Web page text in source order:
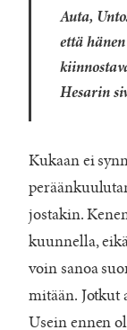
Auta,
että
Hesarin
Kukaan ei
jostakin.
kuunnella,
voin sanoa
mitään. Jotkut
Usein ennen